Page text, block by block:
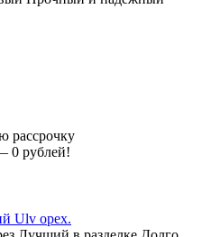
рассрочку
0 рублей!
Ulv орех.